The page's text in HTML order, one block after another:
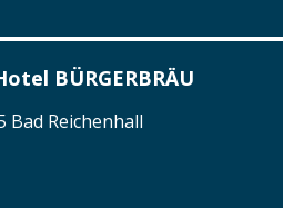
BÜRGERBRÄU
Bad Reichenhall